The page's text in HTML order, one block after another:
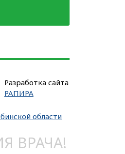
области
ВРАЧА!
Разработка сайта
РАПИРА